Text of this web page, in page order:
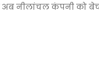
अब नीलांचल कंपनी को